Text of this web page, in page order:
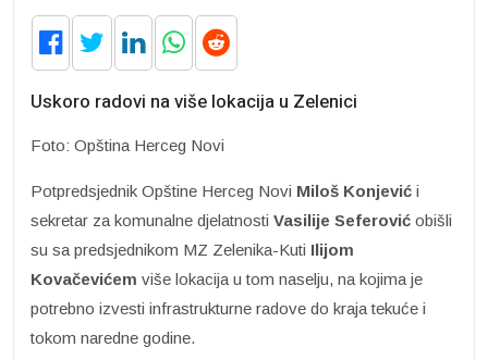
Uskoro radovi na više lokacija u Zelenici
Foto: Opština Herceg Novi
Potpredsjednik Opštine Herceg Novi Miloš Konjević i
sekretar za komunalne djelatnosti Vasilije Seferović obišli
su sa predsjednikom MZ Zelenika-Kuti Ilijom
Kovačevićem više lokacija u tom naselju, na kojima je
potrebno izvesti infrastrukturne radove do kraja tekuće i
tokom naredne godine.